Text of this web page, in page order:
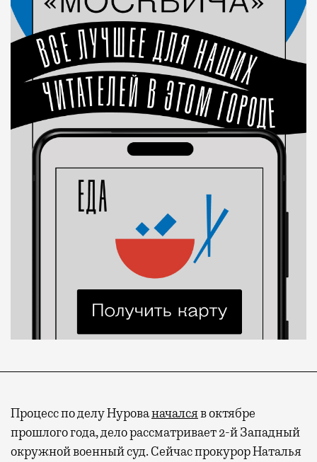
Процесс по делу Нурованачалсяв октябре
прошлого года, дело рассматривает 2-й Западный
окружной военный суд. Сейчас прокурор Наталья